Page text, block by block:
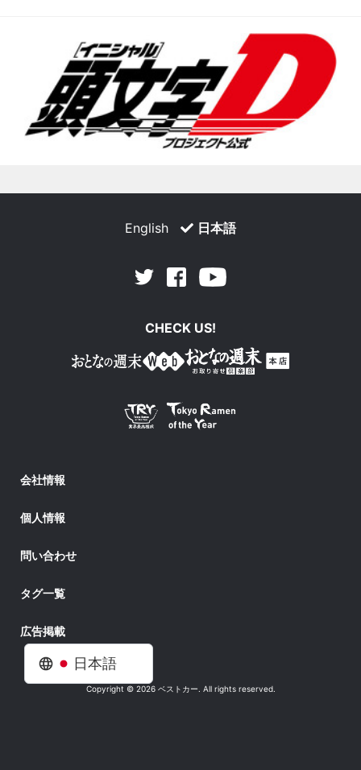
日本語
English 日本語
Twitter Facebook
CHECK US!
会社情報
個人情報
問い合わせ
タグ一覧
広告掲載
Copyright © 2026 ベストカー. All rights reserved.